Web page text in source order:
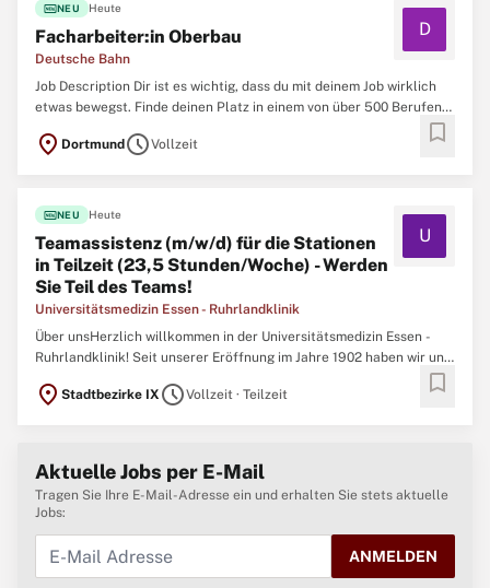
fiber_newNEU Heute
Facharbeiter:in Oberbau
Deutsche Bahn
D
Job Description Dir ist es wichtig, dass du mit deinem Job wirklich
etwas bewegst. Finde deinen Platz in einem von über 500 Berufen
bei der Deutschen Bahn. Wir bieten Profis und Berufsstarter:innen
sichere Jobs mit Zukunftsperspektiven. Bewirb dich jetzt für ein
location_on Dortmund scheduleVollzeit bookmark
fiber_newNEU Heute
Teamassistenz (m/w/d) für die Stationen
in Teilzeit (23,5 Stunden/Woche) - Werden
Sie Teil des Teams!
Universitätsmedizin Essen - Ruhrlandklinik
U
Über unsHerzlich willkommen in der Universitätsmedizin Essen -
Ruhrlandklinik! Seit unserer Eröffnung im Jahre 1902 haben wir uns
als hoch angesehenes medizinisches Zentrum, auf die Behandlung,
Forschung und Lehre im Bereich der Lungen- und
location_on Stadtbezirke IX scheduleVollzeit · Teilzeit bookmark
Aktuelle Jobs per E-Mail
Tragen Sie Ihre E-Mail-Adresse ein und erhalten Sie stets aktuelle
Jobs:
ANMELDEN